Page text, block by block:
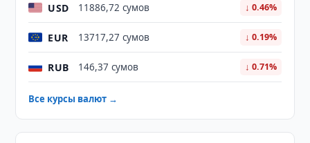
USD 11886,72 сумов ↓ 0.46%
EUR 13717,27 сумов ↓ 0.19%
RUB 146,37 сумов ↓ 0.71%
Все курсы валют →